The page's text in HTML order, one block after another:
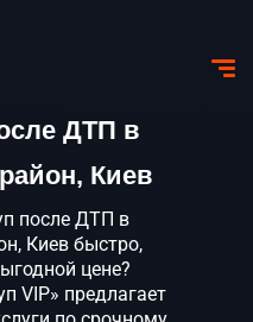
ДТП в
Киев
после ДТП в
Киев быстро,
цене?
VIP» предлагает